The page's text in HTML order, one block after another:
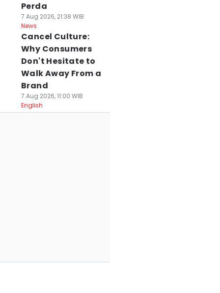
Perda
7 Aug 2026, 21:38 WIB
News
Cancel Culture:
Why Consumers
Don't Hesitate to
Walk Away From a
Brand
7 Aug 2026, 11:00 WIB
English